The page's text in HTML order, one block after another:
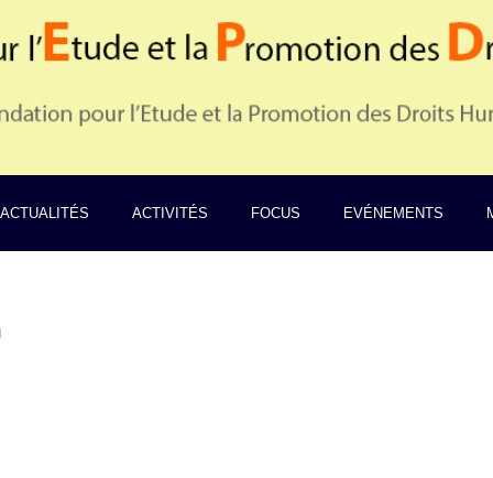
ACTUALITÉS ACTIVITÉS FOCUS EVÉNEMENTS